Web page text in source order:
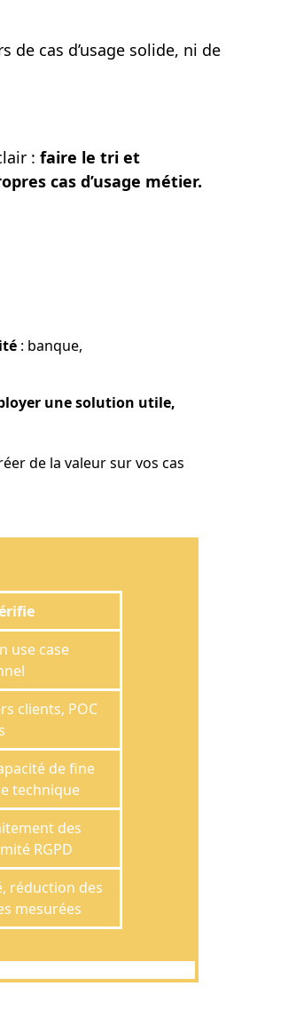
cas d’usage solide, ni de
: faire le tri et
cas d’usage métier.
: banque,
une solution utile,
de la valeur sur vos cas
use case
clients, POC
de fine
technique
des
RGPD
réduction des
mesurées